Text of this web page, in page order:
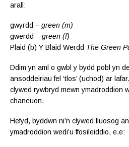
arall:
gwyrdd – green (m)
gwerdd – green (f)
Plaid (b) Y Blaid Werdd The Green
Ddim yn aml o gwbl y bydd pobl yn
ansoddeiriau fel ‘tlos’ (uchod) ar
clywed rywbryd mewn ymadroddion
chaneuon.
Hefyd, byddwn ni’n clywed lluosog
ymadroddion wedi’u ffosileiddio, e.e: